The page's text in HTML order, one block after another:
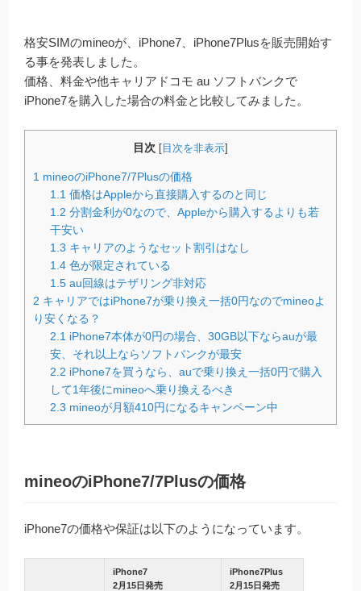
格安SIMのmineoが、iPhone7、iPhone7Plusを販売開始す
る事を発表しました。
価格、料金や他キャリアドコモ au ソフトバンクで
iPhone7を購入した場合の料金と比較してみました。
目次 [目次を非表示]
1 mineoのiPhone7/7Plusの価格
1.1 価格はAppleから直接購入するのと同じ
1.2 分割金利が0なので、Appleから購入するよりも若
干安い
1.3 キャリアのようなセット割引はなし
1.4 色が限定されている
1.5 au回線はテザリング非対応
2 キャリアではiPhone7が乗り換え一括0円なのでmineoよ
り安くなる？
2.1 iPhone7本体が0円の場合、30GB以下ならauが最
安、それ以上ならソフトバンクが最安
2.2 iPhone7を買うなら、auで乗り換え一括0円で購入
して1年後にmineoへ乗り換えるべき
2.3 mineoが月額410円になるキャンペーン中
mineoのiPhone7/7Plusの価格
iPhone7の価格や保証は以下のようになっています。
iPhone7
2月15日発売
iPhone7Plus
2月15日発売